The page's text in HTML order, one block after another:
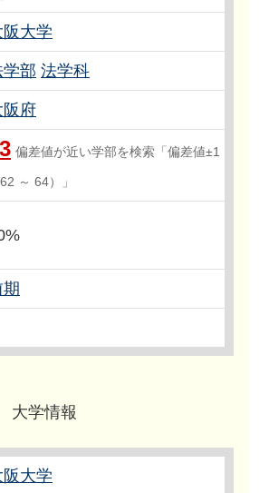
阪大学
学部 法学科
阪府
偏差値が近い学部を検索「偏差値±1
62 ～ 64）」
期
大学情報
阪大学